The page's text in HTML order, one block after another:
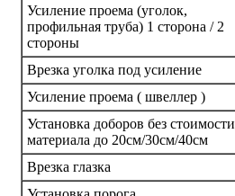
Усиление проема (уголок,
профильная труба) 1 сторона / 2
стороны
Врезка уголка под усиление
Усиление проема ( швеллер )
Установка доборов без стоимости
материала до 20см/30см/40см
Врезка глазка